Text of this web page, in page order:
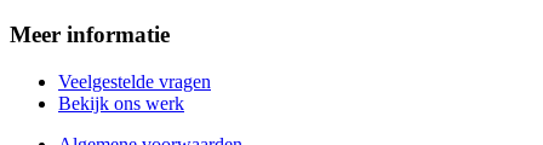
Meer informatie
Veelgestelde vragen
Bekijk ons werk